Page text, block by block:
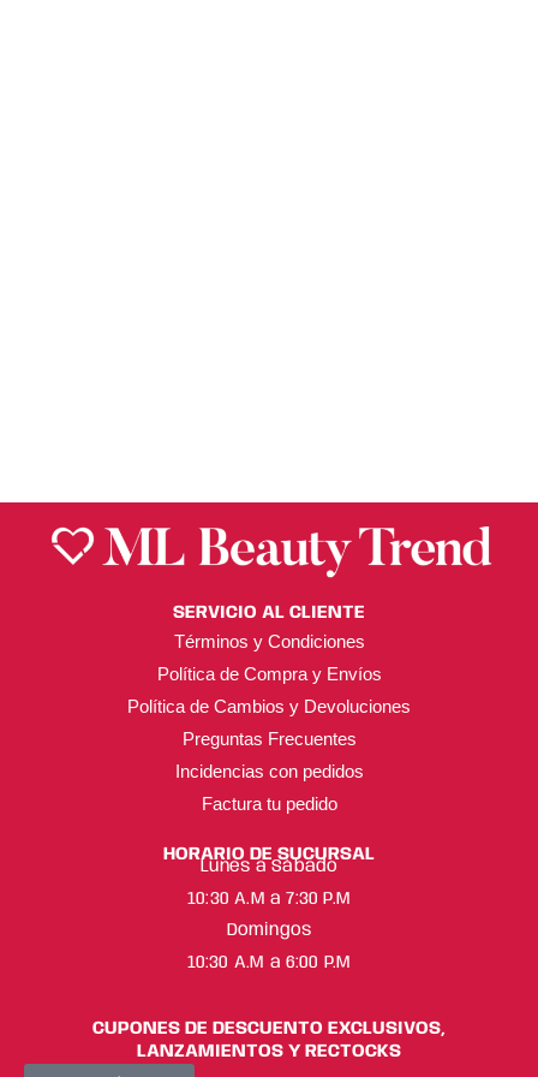
SERVICIO AL CLIENTE
Términos y Condiciones
Política de Compra y Envíos
Política de Cambios y Devoluciones
Preguntas Frecuentes
Incidencias con pedidos
Factura tu pedido
HORARIO DE SUCURSAL
Lunes a Sábado
10:30 A.M a 7:30 P.M
Domingos
10:30 A.M a 6:00 P.M
CUPONES DE DESCUENTO EXCLUSIVOS,
LANZAMIENTOS Y RECTOCKS